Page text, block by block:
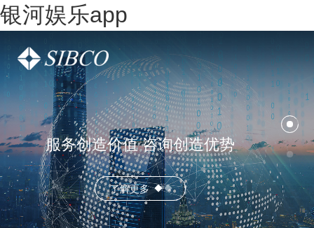
银河娱乐app
服务创造价值 咨询创造优势
了解更多